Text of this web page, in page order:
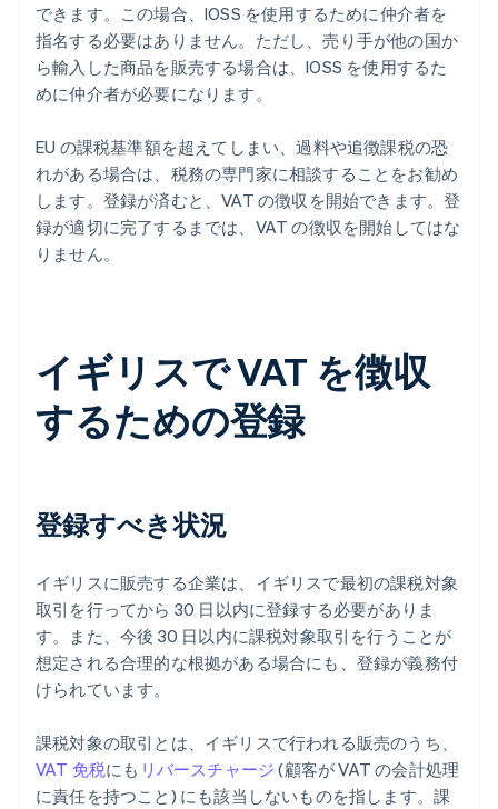
できます。この場合、IOSS を使用するために仲介者を
指名する必要はありません。ただし、売り手が他の国か
ら輸入した商品を販売する場合は、IOSS を使用するた
めに仲介者が必要になります。
EU の課税基準額を超えてしまい、過料や追徴課税の恐
れがある場合は、税務の専門家に相談することをお勧め
します。登録が済むと、VAT の徴収を開始できます。登
録が適切に完了するまでは、VAT の徴収を開始してはな
りません。
イギリスで VAT を徴収
するための登録
登録すべき状況
イギリスに販売する企業は、イギリスで最初の課税対象
取引を行ってから 30 日以内に登録する必要がありま
す。また、今後 30 日以内に課税対象取引を行うことが
想定される合理的な根拠がある場合にも、登録が義務付
けられています。
課税対象の取引とは、イギリスで行われる販売のうち、
VAT 免税にも リバースチャージ (顧客が VAT の会計処理
に責任を持つこと) にも該当しないものを指します。課